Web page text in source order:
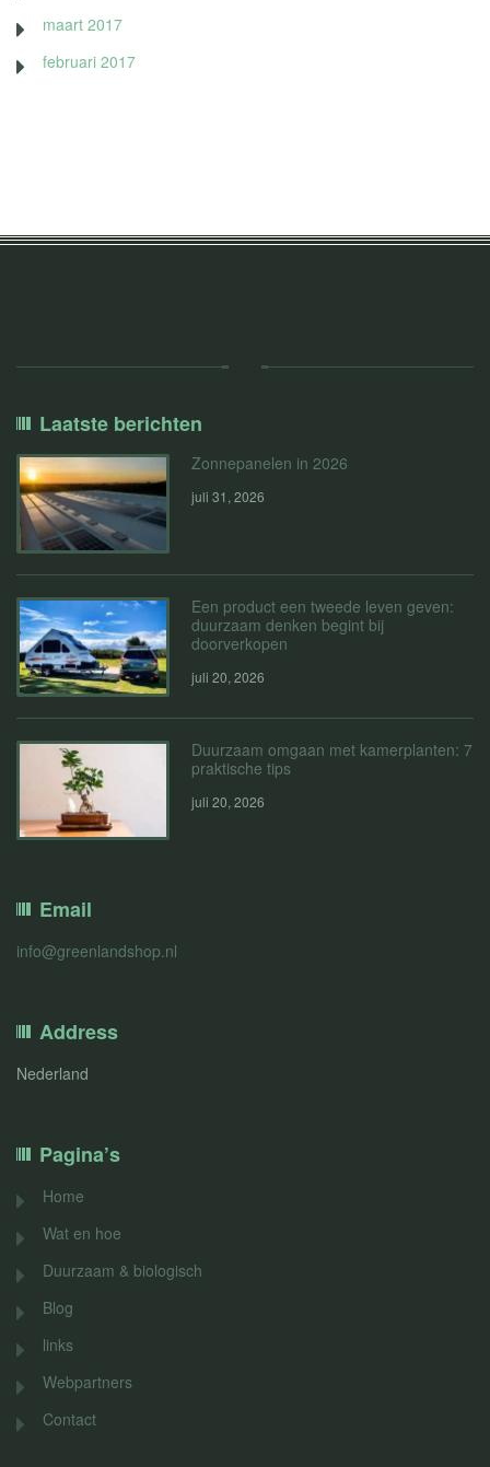
maart 2017
februari 2017
Laatste berichten
Zonnepanelen in 2026
juli 31, 2026
Een product een tweede leven geven:
duurzaam denken begint bij
doorverkopen
juli 20, 2026
Duurzaam omgaan met kamerplanten: 7
praktische tips
juli 20, 2026
Email
info@greenlandshop.nl
Address
Nederland
Pagina’s
Home
Wat en hoe
Duurzaam & biologisch
Blog
links
Webpartners
Contact